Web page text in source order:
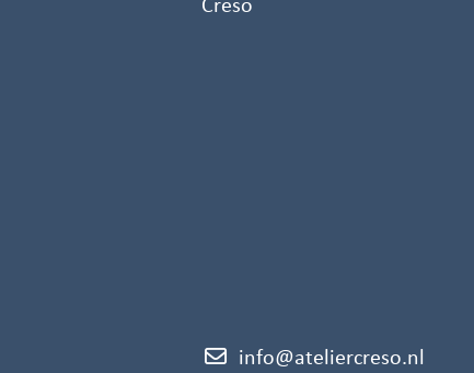
info@ateliercreso.nl